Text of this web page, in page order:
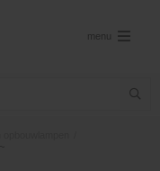
menu